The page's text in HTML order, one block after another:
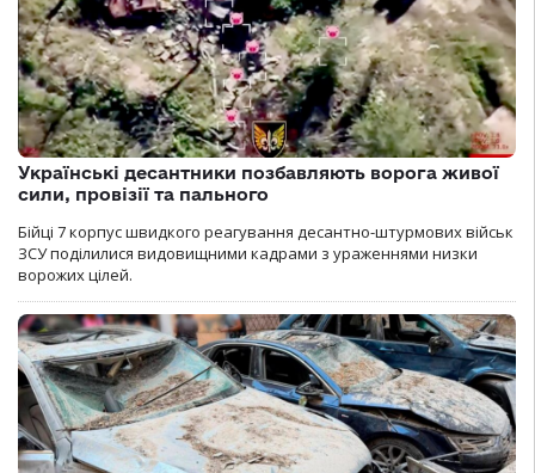
Українські десантники позбавляють ворога живої
сили, провізії та пального
Бійці 7 корпус швидкого реагування десантно-штурмових військ
ЗСУ поділилися видовищними кадрами з ураженнями низки
ворожих цілей.